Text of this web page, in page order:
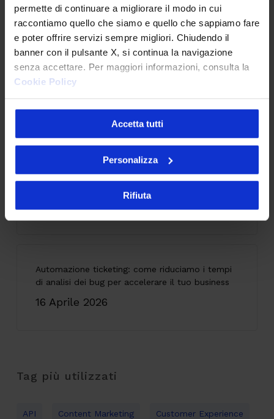
permette di continuare a migliorare il modo in cui
raccontiamo quello che siamo e quello che sappiamo fare
e poter offrire servizi sempre migliori. Chiudendo il
banner con il pulsante X, si continua la navigazione
senza accettare. Per maggiori informazioni, consulta la
Cookie Policy
Accetta tutti
Personalizza
Rifiuta
25 Giugno 2026
Accessibilità digitale: il caso SOL Veritas tra
innovazione, inclusione ed esperienza utente
9 Giugno 2026
API senza governance: il problema invisibile che
Automazione ticketing: come riduciamo i tempi
di analisi dei bug per accelerare il tuo business
16 Aprile 2026
Tag più utilizzati
API Content Marketing Customer Experience